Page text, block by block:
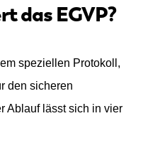
das EGVP?
speziellen Protokoll ,
den sicheren
Ablauf lässt sich in vier